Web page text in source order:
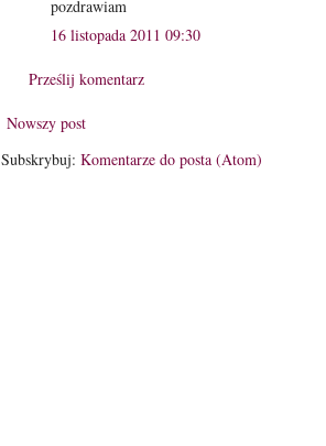
pozdrawiam
16 listopada 2011 09:30
Prześlij komentarz
Nowszy post
Subskrybuj: Komentarze do posta (Atom)